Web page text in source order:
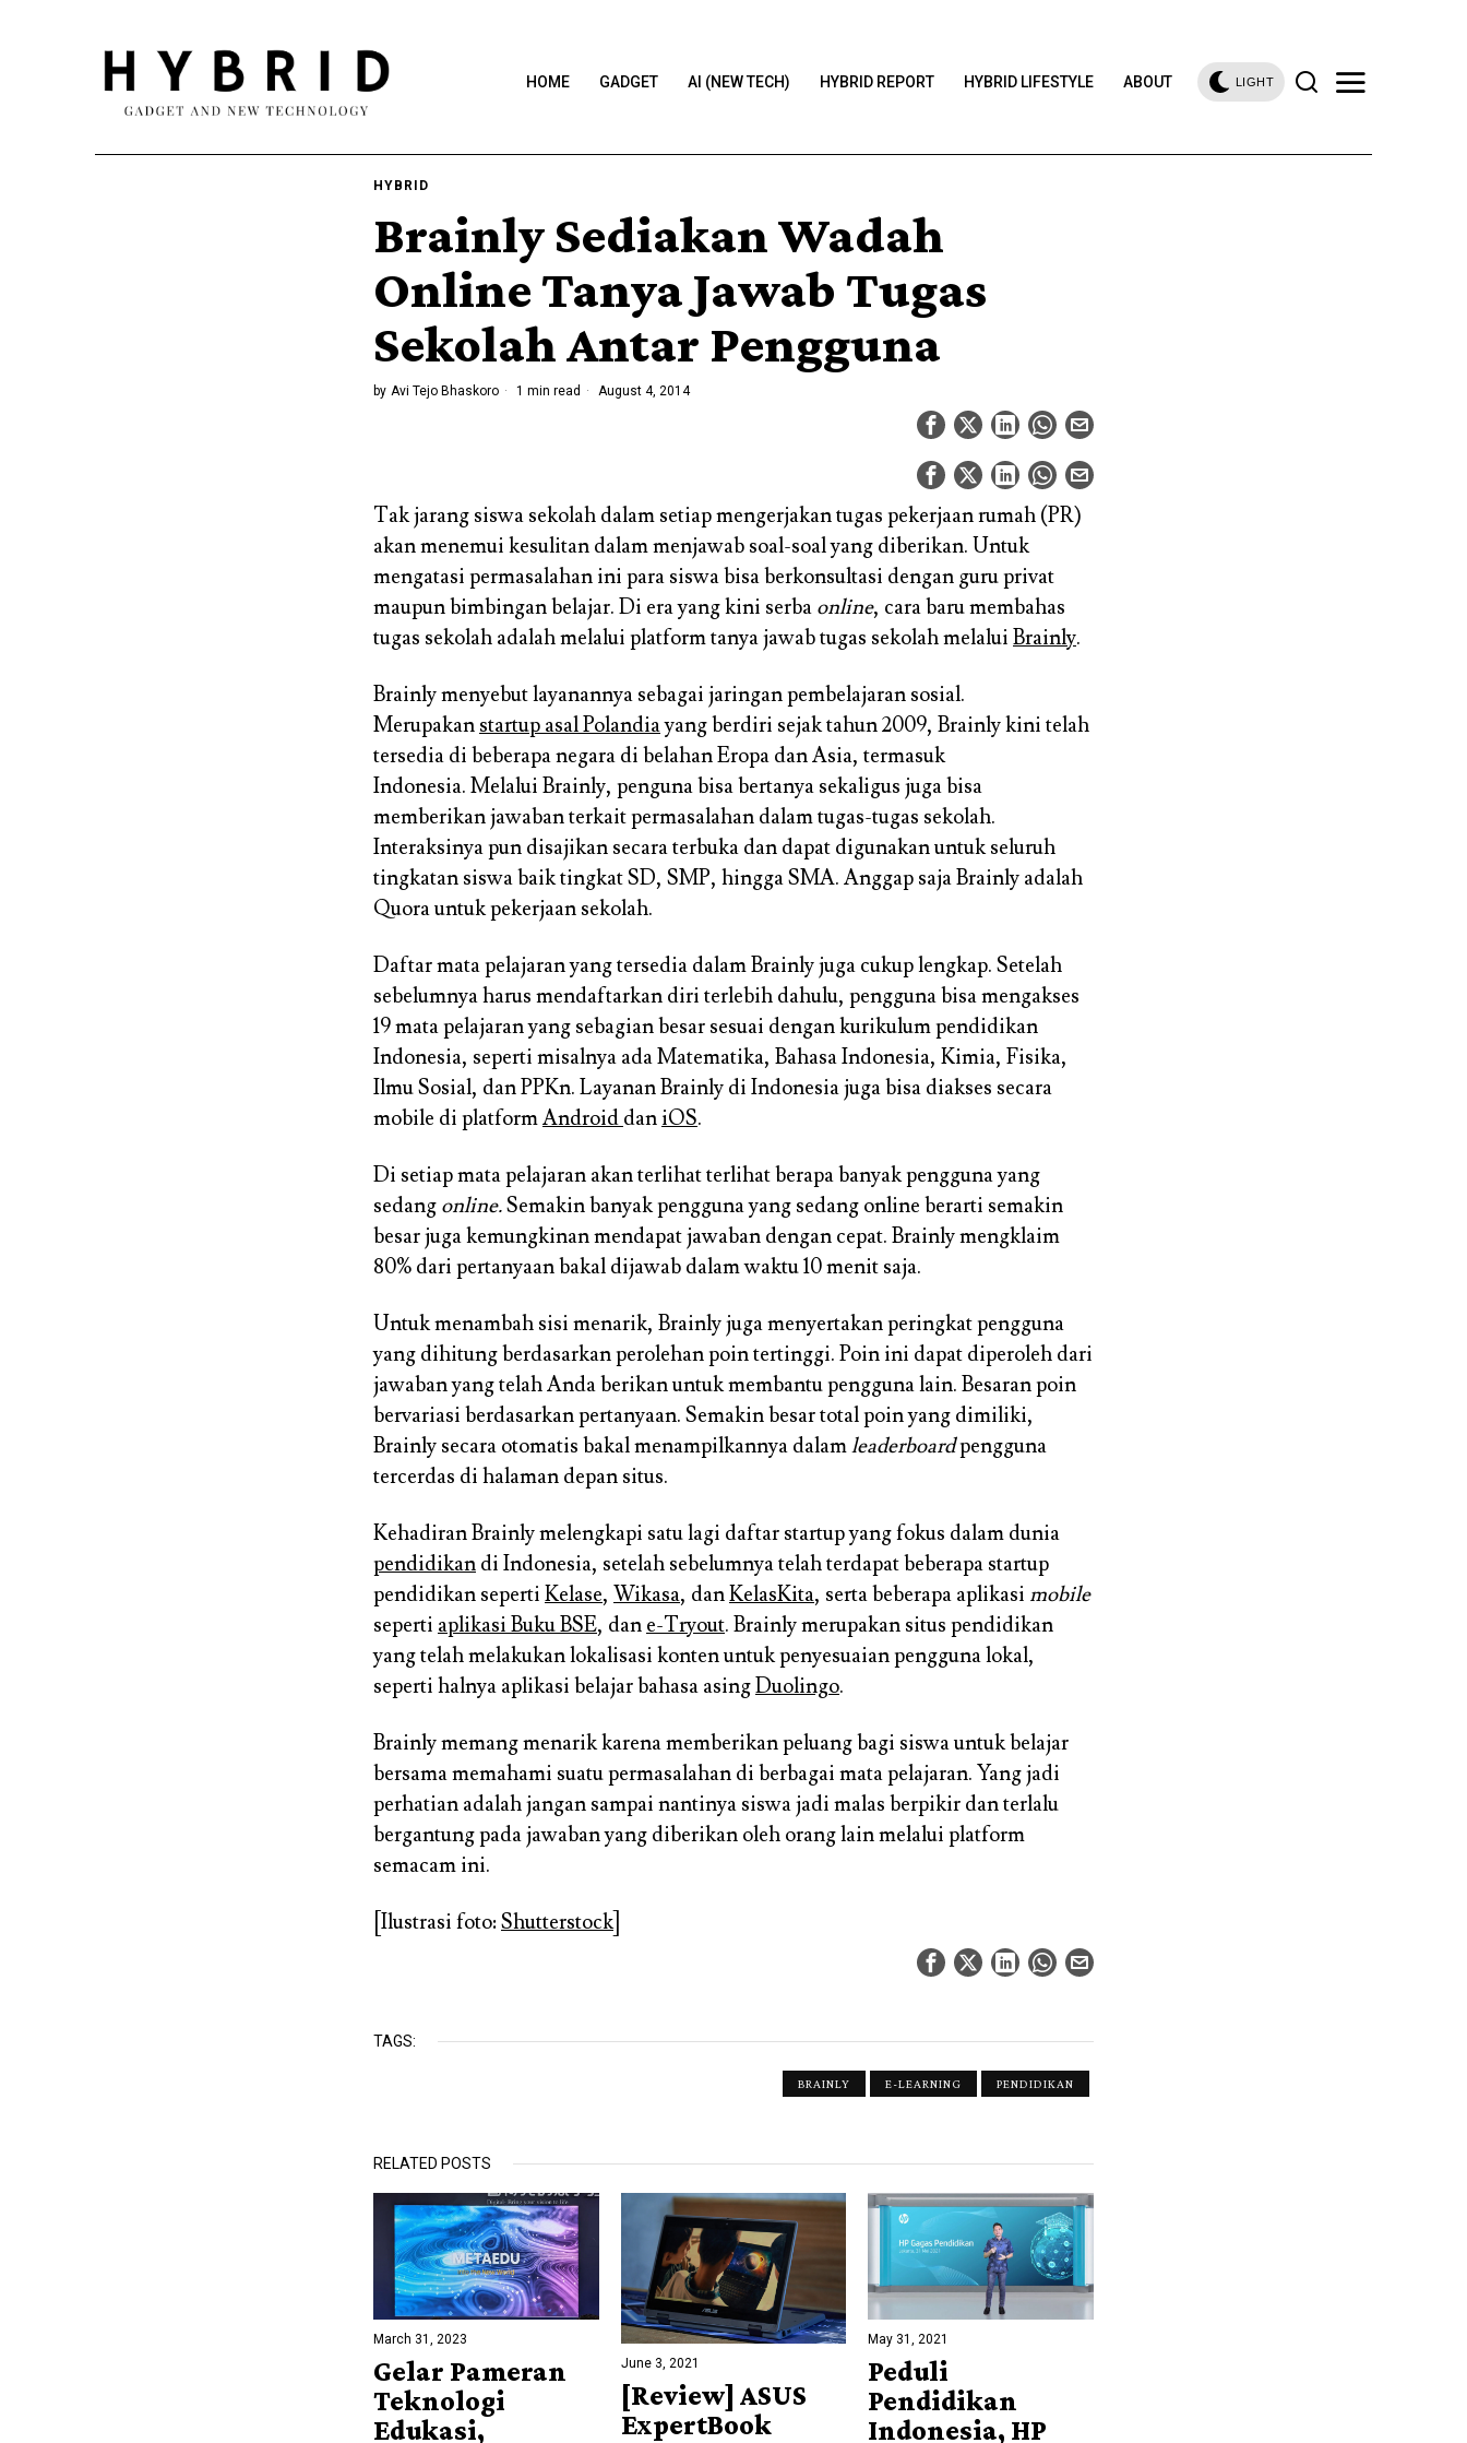
HOME GADGET AI (NEW TECH) HYBRID REPORT HYBRID LIFESTYLE ABOUT LIGHT
HYBRID
Brainly Sediakan Wadah
Online Tanya Jawab Tugas
Sekolah Antar Pengguna
by Avi Tejo Bhaskoro 1 min read August 4, 2014
Tak jarang siswa sekolah dalam setiap mengerjakan tugas pekerjaan rumah (PR)
akan menemui kesulitan dalam menjawab soal-soal yang diberikan. Untuk
mengatasi permasalahan ini para siswa bisa berkonsultasi dengan guru privat
maupun bimbingan belajar. Di era yang kini serba online, cara baru membahas
tugas sekolah adalah melalui platform tanya jawab tugas sekolah melalui Brainly.
Brainly menyebut layanannya sebagai jaringan pembelajaran sosial.
Merupakan startup asal Polandiayang berdiri sejak tahun 2009, Brainly kini telah
tersedia di beberapa negara di belahan Eropa dan Asia, termasuk
Indonesia. Melalui Brainly, penguna bisa bertanya sekaligus juga bisa
memberikan jawaban terkait permasalahan dalam tugas-tugas sekolah.
Interaksinya pun disajikan secara terbuka dan dapat digunakan untuk seluruh
tingkatan siswa baik tingkat SD, SMP, hingga SMA. Anggap saja Brainly adalah
Quora untuk pekerjaan sekolah.
Daftar mata pelajaran yang tersedia dalam Brainly juga cukup lengkap. Setelah
sebelumnya harus mendaftarkan diri terlebih dahulu, pengguna bisa mengakses
19 mata pelajaran yang sebagian besar sesuai dengan kurikulum pendidikan
Indonesia, seperti misalnya ada Matematika, Bahasa Indonesia, Kimia, Fisika,
Ilmu Sosial, dan PPKn. Layanan Brainly di Indonesia juga bisa diakses secara
mobile di platformAndroid dan iOS.
Di setiap mata pelajaran akan terlihat terlihat berapa banyak pengguna yang
sedang online.Semakin banyak pengguna yang sedang online berarti semakin
besar juga kemungkinan mendapat jawaban dengan cepat. Brainly mengklaim
80% dari pertanyaan bakal dijawab dalam waktu 10 menit saja.
Untuk menambah sisi menarik, Brainly juga menyertakan peringkat pengguna
yang dihitung berdasarkan perolehan poin tertinggi. Poin ini dapat diperoleh dari
jawaban yang telah Anda berikan untuk membantu pengguna lain. Besaran poin
bervariasi berdasarkan pertanyaan. Semakin besar total poin yang dimiliki,
Brainly secara otomatis bakal menampilkannya dalamleaderboardpengguna
tercerdas di halaman depan situs.
Kehadiran Brainly melengkapi satu lagi daftar startup yang fokus dalam dunia
pendidikan di Indonesia, setelah sebelumnya telah terdapat beberapa startup
pendidikan seperti Kelase, Wikasa, danKelasKita, serta beberapa aplikasi mobile
seperti aplikasi Buku BSE, dan e-Tryout. Brainly merupakan situs pendidikan
yang telah melakukan lokalisasi konten untuk penyesuaian pengguna lokal,
seperti halnya aplikasi belajar bahasa asingDuolingo.
Brainly memang menarik karena memberikan peluang bagi siswa untuk belajar
bersama memahami suatu permasalahan di berbagai mata pelajaran. Yang jadi
perhatian adalah jangan sampai nantinya siswa jadi malas berpikir dan terlalu
bergantung pada jawaban yang diberikan oleh orang lain melalui platform
semacam ini.
[Ilustrasi foto:Shutterstock]
TAGS:
BRAINLY E-LEARNING PENDIDIKAN
RELATED POSTS
March 31, 2023
Gelar Pameran
Teknologi
Edukasi,
June 3, 2021
[Review] ASUS
ExpertBook
May 31, 2021
Peduli
Pendidikan
Indonesia, HP